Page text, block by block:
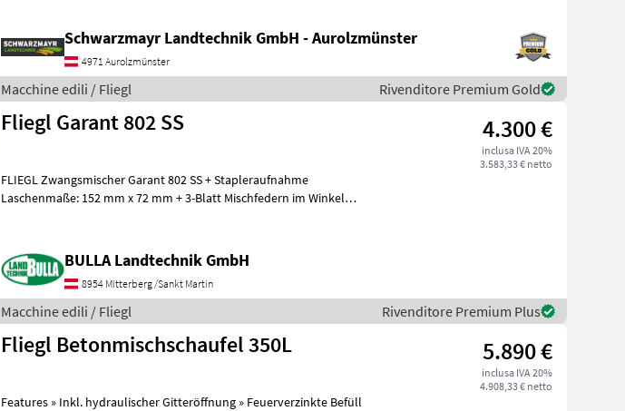
Schwarzmayr Landtechnik GmbH - Aurolzmünster
4971 Aurolzmünster
Macchine edili / Fliegl Rivenditore Premium Gold
Fliegl Garant 802 SS 4.300 €
inclusa IVA 20%
3.583,33 € netto
FLIEGL Zwangsmischer Garant 802 SS + Stapleraufnahme
Laschenmaße: 152 mm x 72 mm + 3-Blatt Mischfedern im Winkel
BULLA Landtechnik GmbH
8954 Mitterberg /Sankt Martin
Macchine edili / Fliegl Rivenditore Premium Plus
Fliegl Betonmischschaufel 350L 5.890 €
inclusa IVA 20%
4.908,33 € netto
Features » Inkl. hydraulischer Gitteröffnung » Feuerverzinkte Befüll